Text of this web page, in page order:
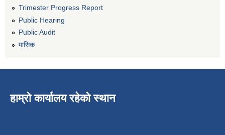
Trimester Progress Report
Public Hearing
Public Audit
मासिक
हाम्रो कार्यालय रहेको स्थान